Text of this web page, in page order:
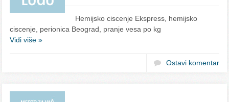
Hemijsko ciscenje Ekspress, hemijsko
ciscenje, perionica Beograd, pranje vesa po kg
Vidi više »
Ostavi komentar